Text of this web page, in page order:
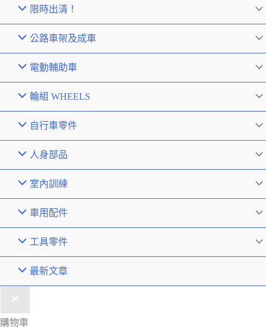
限時出清！
公路車架及成車
電動輔助車
輪組 WHEELS
自行車零件
人身部品
室內訓練
車用配件
工具零件
最新文章
購物車